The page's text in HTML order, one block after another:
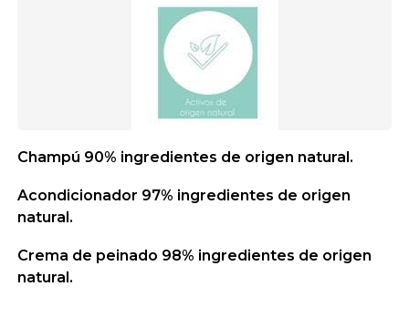
Champú 90% ingredientes de origen natural.
Acondicionador 97% ingredientes de origen
natural.
Crema de peinado 98% ingredientes de origen
natural.